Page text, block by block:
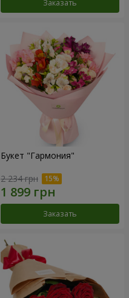
Заказать
Букет "Гармония"
2 234 грн
Заказать